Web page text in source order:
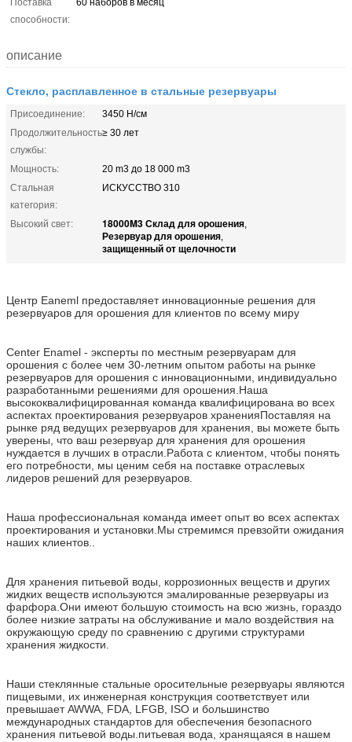
Поставка
способности:
60 наборов в месяц
описание
Стекло, расплавленное в стальные резервуары
Присоединение:
3450 Н/см
Продолжительность
службы:
≥ 30 лет
Мощность:
20 m3 до 18 000 m3
Стальная
категория:
ИСКУССТВО 310
Высокий свет: 18000M3 Склад для орошения,
Резервуар для орошения,
защищенный от щелочности
Центр Eaneml предоставляет инновационные решения для
резервуаров для орошения для клиентов по всему миру
Center Enamel - эксперты по местным резервуарам для
орошения с более чем 30-летним опытом работы на рынке
резервуаров для орошения с инновационными, индивидуально
разработанными решениями для орошения.Наша
высококвалифицированная команда квалифицирована во всех
аспектах проектирования резервуаров храненияПоставляя на
рынке ряд ведущих резервуаров для хранения, вы можете быть
уверены, что ваш резервуар для хранения для орошения
нуждается в лучших в отрасли.Работа с клиентом, чтобы понять
его потребности, мы ценим себя на поставке отраслевых
лидеров решений для резервуаров.
Наша профессиональная команда имеет опыт во всех аспектах
проектирования и установки.Мы стремимся превзойти ожидания
наших клиентов..
Для хранения питьевой воды, коррозионных веществ и других
жидких веществ используются эмалированные резервуары из
фарфора.Они имеют большую стоимость на всю жизнь, гораздо
более низкие затраты на обслуживание и мало воздействия на
окружающую среду по сравнению с другими структурами
хранения жидкости.
Наши стеклянные стальные оросительные резервуары являются
пищевыми, их инженерная конструкция соответствует или
превышает AWWA, FDA, LFGB, ISO и большинство
международных стандартов для обеспечения безопасного
хранения питьевой воды.питьевая вода, хранящаяся в нашем